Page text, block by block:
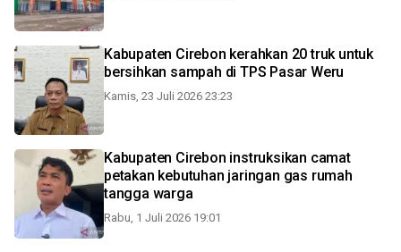
Kabupaten Cirebon kerahkan 20 truk untuk
bersihkan sampah di TPS Pasar Weru
Kamis, 23 Juli 2026 23:23
Kabupaten Cirebon instruksikan camat
petakan kebutuhan jaringan gas rumah
tangga warga
Rabu, 1 Juli 2026 19:01